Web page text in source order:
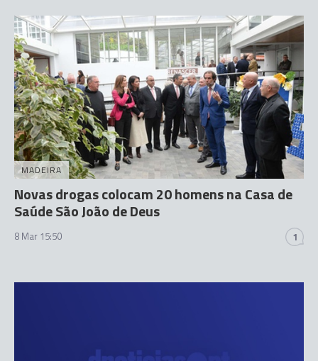
MADEIRA
Novas drogas colocam 20 homens na Casa de
Saúde São João de Deus
8 Mar 15:50 1